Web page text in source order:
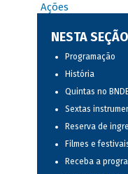
Ações
NESTA SEÇÃO
Programação
História
Quintas no
Sextas
Reserva de
Filmes e
Receba a